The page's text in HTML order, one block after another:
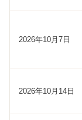
2026年10月7日
2026年10月14日